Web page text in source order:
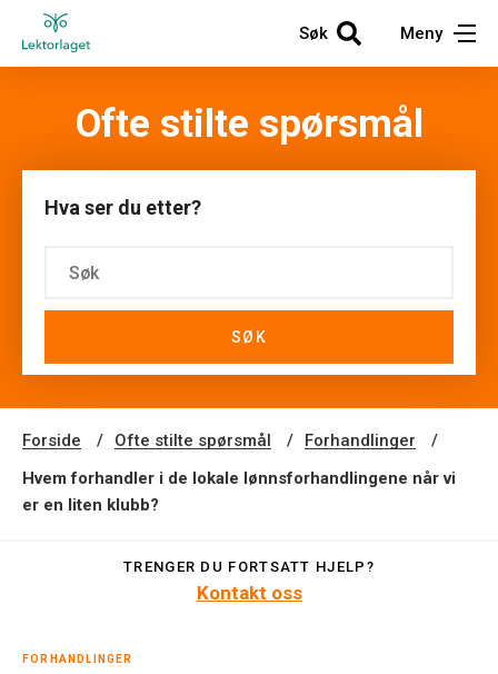
Søk Meny
Ofte stilte spørsmål
Hva ser du etter?
SØK
Forside Ofte stilte spørsmål
Forhandlinger
Hvem forhandler i de lokale lønnsforhandlingene når vi
er en liten klubb?
FORHANDLINGER
TRENGER DU FORTSATT HJELP?
Kontakt oss